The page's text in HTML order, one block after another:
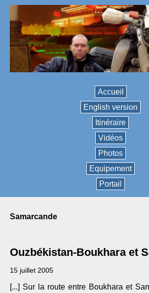
Accueil
English version
Itinéraire
Vidéos
Photos
Equipement
Portail
samarcande
Ouzbékistan-Boukhara et
15 juillet 2005
[...] Sur la route entre Boukhara et